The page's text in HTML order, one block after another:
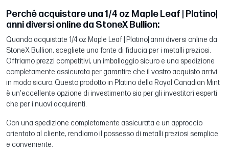
Perché acquistare una 1/4 oz Maple Leaf | Platino|
anni diversi online da StoneX Bullion:
Quando acquistate 1/4 oz Maple Leaf | Platino| anni diversi online da
StoneX Bullion, scegliete una fonte di fiducia per i metalli preziosi.
Offriamo prezzi competitivi, un imballaggio sicuro e una spedizione
completamente assicurata per garantire che il vostro acquisto arrivi
in modo sicuro. Questo prodotto in Platino della Royal Canadian Mint
è un'eccellente opzione di investimento sia per gli investitori esperti
che per i nuovi acquirenti.
Con una spedizione completamente assicurata e un approccio
orientato al cliente, rendiamo il possesso di metalli preziosi semplice
e conveniente.